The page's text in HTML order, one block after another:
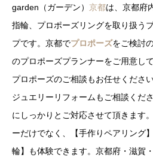
garden（ガーデン） 京都は、京都府
指輪、プロポーズリングを取り扱う
プです。京都でプロポーズをご検討
のプロポーズプランナーをご用意し
プロポーズのご相談もお任せくださ
ジュエリーリフォームもご相談くだ
にしっかりとご対応させて頂きます
ーだけでなく、【手作りペアリング
輪】も体験できます。京都府・滋賀